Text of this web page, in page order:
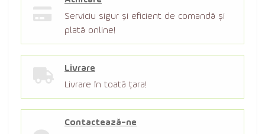
Serviciu sigur şi eficient de comandă şi
plată online!
Livrare
Livrare în toată țara!
Contactează-ne